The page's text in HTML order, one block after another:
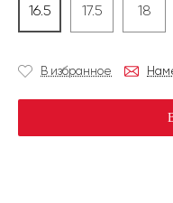
16.5 17.5 18
В избранное